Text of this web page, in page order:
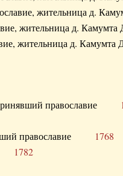
жительница д.
жительница д.
жительница д.
принявший православие
православие 1768
1782